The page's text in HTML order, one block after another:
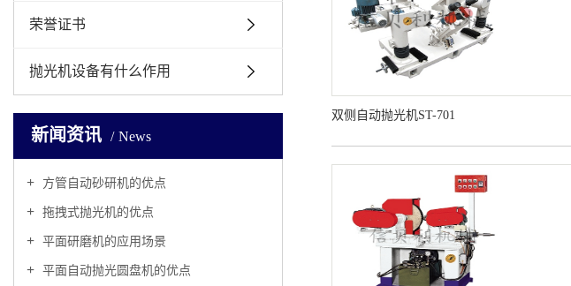
荣誉证书
抛光机设备有什么作用
新闻资讯 News
方管自动砂研机的优点
拖拽式抛光机的优点
平面研磨机的应用场景
平面自动抛光圆盘机的优点
双侧自动抛光机ST-701